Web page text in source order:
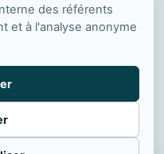
des décisions
IA
7, avenue du Mas rouge ·
· France
671 804 00030
@isdo.fr
des référents
et à l'analyse anonyme